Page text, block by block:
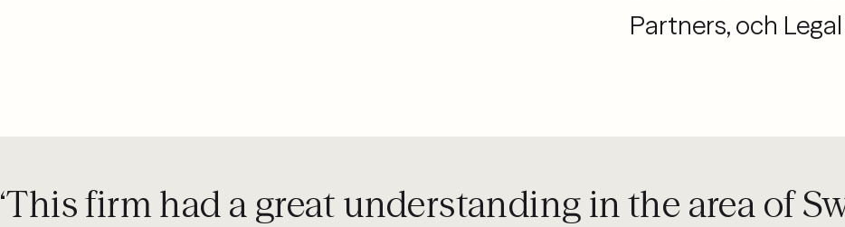
Partners, och
‘This firm had a great understanding in the area of